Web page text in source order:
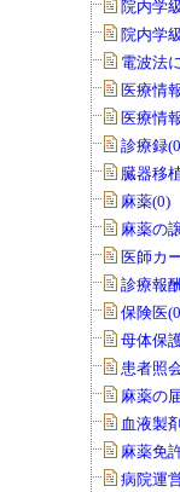
院内学
院内学
電波法
医療情
医療情
診療録
臓器移
麻薬(0)
麻薬の
医師カ
診療報
保険医
母体保
患者照
麻薬の
血液製
麻薬免
病院運